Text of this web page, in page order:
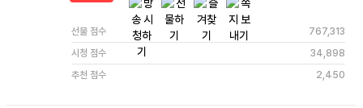
선물 점수
767,313
시청 점수
34,898
추천 점수
2,450